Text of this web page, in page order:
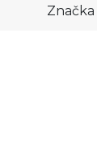
Značka